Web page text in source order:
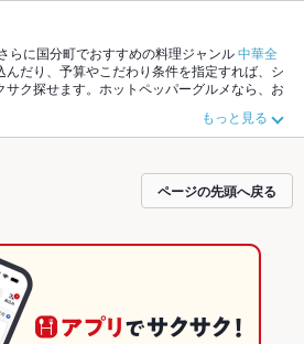
らに国分町でおすすめの料理ジャンル中華全
んだり、予算やこだわり条件を指定すれば、シ
ク探せます。ホットペッパーグルメなら、お
の最新情報をご紹介しているので安心！24時間
えるお店も拡大中です。友達どうしの飲み会
もっと見る
ページの先頭へ戻る